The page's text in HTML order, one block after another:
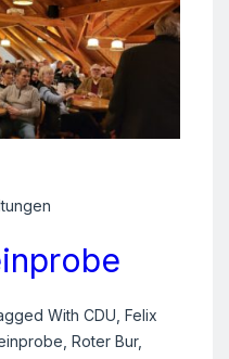
WithCDU ,Felix
Roter Bur,